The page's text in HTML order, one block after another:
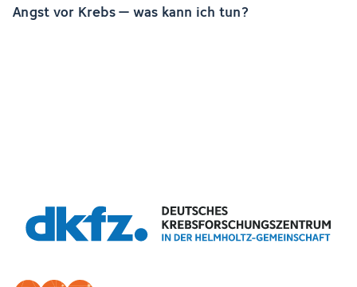
Angst vor Krebs – was kann ich tun?